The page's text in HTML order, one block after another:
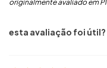
originalmente avaliado em
esta avaliação foi útil?